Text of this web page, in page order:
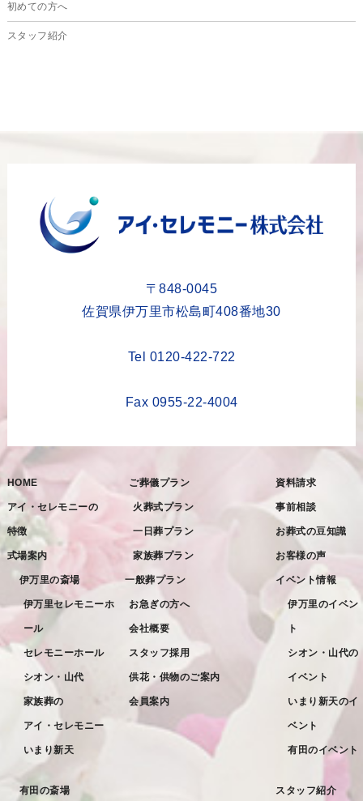
2023年11月
2023年8月
2023年6月
2022年11月
2022年10月
2022年9月
2022年8月
2022年7月
2022年6月
2022年5月
2022年4月
2022年1月
初めての方へ
スタッフ紹介
〒848-0045
佐賀県伊万里市松島町408番地30
Tel 0120-422-722
Fax 0955-22-4004
HOME
アイ・セレモニーの
特徴
式場案内
伊万里の斎場
伊万里セレモニーホ
ール
セレモニーホール
シオン・山代
家族葬の
アイ・セレモニー
いまり新天
有田の斎場
ご葬儀プラン
火葬式プラン
一日葬プラン
家族葬プラン
一般葬プラン
お急ぎの方へ
会社概要
スタッフ採用
供花・供物のご案内
会員案内
資料請求
事前相談
お葬式の豆知識
お客様の声
イベント情報
伊万里のイベン
ト
シオン・山代の
イベント
いまり新天のイ
ベント
有田のイベント
スタッフ紹介